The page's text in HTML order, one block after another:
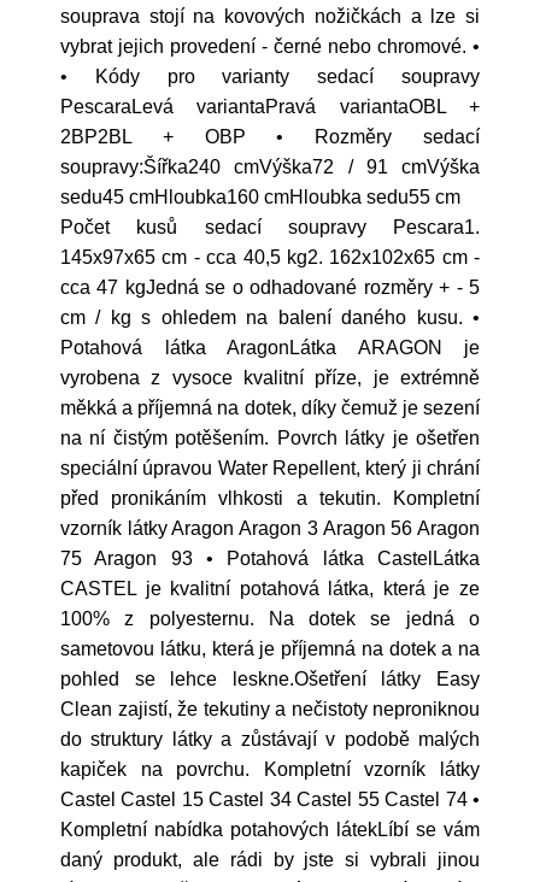
souprava stojí na kovových nožičkách a lze si
vybrat jejich provedení - černé nebo chromové. •
• Kódy pro varianty sedací soupravy
PescaraLevá variantaPravá variantaOBL +
2BP2BL + OBP • Rozměry sedací
soupravy:Šířka240 cmVýška72 / 91 cmVýška
sedu45 cmHloubka160 cmHloubka sedu55 cm
Počet kusů sedací soupravy Pescara1.
145x97x65 cm - cca 40,5 kg2. 162x102x65 cm -
cca 47 kgJedná se o odhadované rozměry + - 5
cm / kg s ohledem na balení daného kusu. •
Potahová látka AragonLátka ARAGON je
vyrobena z vysoce kvalitní příze, je extrémně
měkká a příjemná na dotek, díky čemuž je sezení
na ní čistým potěšením. Povrch látky je ošetřen
speciální úpravou Water Repellent, který ji chrání
před pronikáním vlhkosti a tekutin. Kompletní
vzorník látky Aragon Aragon 3 Aragon 56 Aragon
75 Aragon 93 • Potahová látka CastelLátka
CASTEL je kvalitní potahová látka, která je ze
100% z polyesternu. Na dotek se jedná o
sametovou látku, která je příjemná na dotek a na
pohled se lehce leskne.Ošetření látky Easy
Clean zajistí, že tekutiny a nečistoty neproniknou
do struktury látky a zůstávají v podobě malých
kapiček na povrchu. Kompletní vzorník látky
Castel Castel 15 Castel 34 Castel 55 Castel 74 •
Kompletní nabídka potahových látekLíbí se vám
daný produkt, ale rádi by jste si vybrali jinou